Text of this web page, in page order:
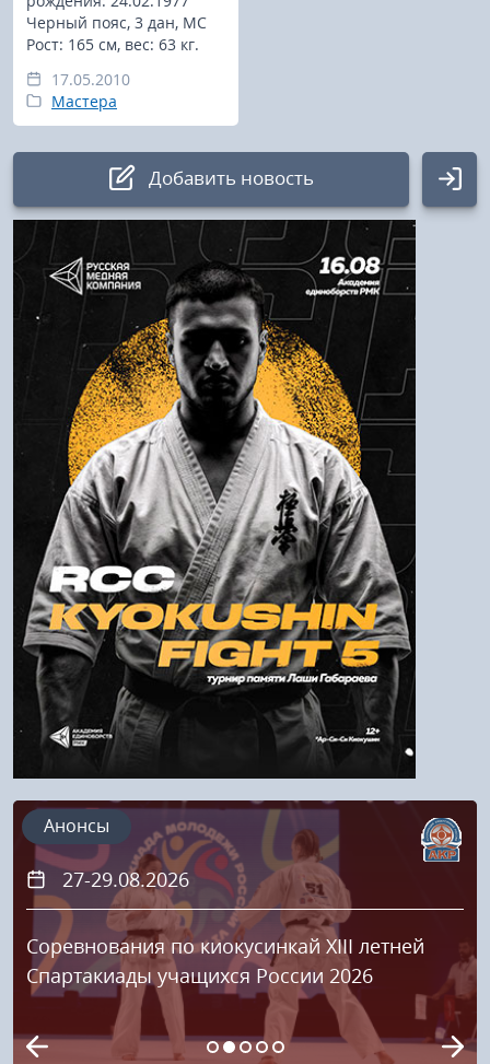
Черный пояс, 3 дан, МС
Рост: 165 см, вес: 63 кг.
17.05.2010
Мастера
Добавить новость
Авторизация
Логин:
Пароль
Войти
Напомнить пароль
Регистрация
27-29.08.2026
Соревнования по киокусинкай XIII летней
Спартакиады учащихся России 2026
Анонсы